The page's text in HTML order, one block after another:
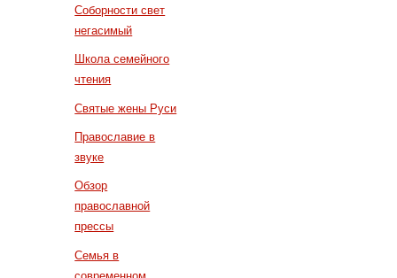
Соборности свет
негасимый
Школа семейного
чтения
Святые жены Руси
Православие в
звуке
Обзор
православной
прессы
Семья в